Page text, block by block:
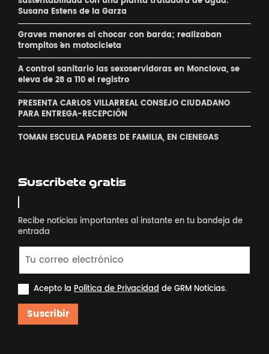
Susana Estens de la Garza
Graves menores al chocar con barda; realizaban
´trompitos ´en motocicleta
A control sanitario las sexoservidoras en Monclova, se
eleva de 28 a 110 el registro
PRESENTA CARLOS VILLARREAL CONSEJO CIUDADANO
PARA ENTREGA-RECEPCIÓN
TOMAN ESCUELA PADRES DE FAMILIA, EN CIENEGAS
Suscribete gratis
Recibe noticias importantes al instante en tu bandeja de
entrada
Acepto la Política de Privacidadde GRM Noticias.
Suscribir